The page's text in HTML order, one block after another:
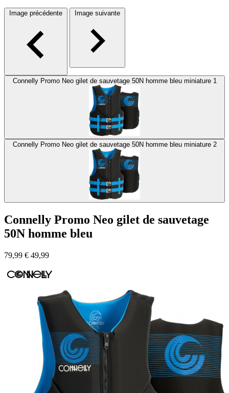
Image précédente Image suivante
Connelly Promo Neo gilet de sauvetage 50N homme bleu miniature 1
Connelly Promo Neo gilet de sauvetage 50N homme bleu miniature 2
Connelly Promo Neo gilet de sauvetage
50N homme bleu
79,99 € 49,99